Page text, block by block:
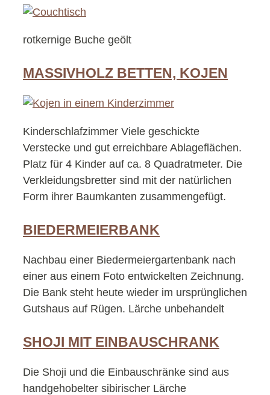
rotkernige Buche geölt
MASSIVHOLZ BETTEN, KOJEN
Kinderschlafzimmer Viele geschickte
Verstecke und gut erreichbare Ablageflächen.
Platz für 4 Kinder auf ca. 8 Quadratmeter. Die
Verkleidungsbretter sind mit der natürlichen
Form ihrer Baumkanten zusammengefügt.
BIEDERMEIERBANK
Nachbau einer Biedermeiergartenbank nach
einer aus einem Foto entwickelten Zeichnung.
Die Bank steht heute wieder im ursprünglichen
Gutshaus auf Rügen. Lärche unbehandelt
SHOJI MIT EINBAUSCHRANK
Die Shoji und die Einbauschränke sind aus
handgehobelter sibirischer Lärche